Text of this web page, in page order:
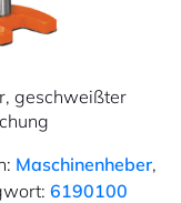
geschweißter
Maschinenheber,
6190100